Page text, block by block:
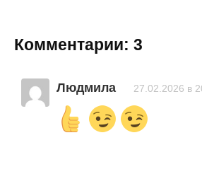
Комментарии: 3
Людмила 27.02.2026 в